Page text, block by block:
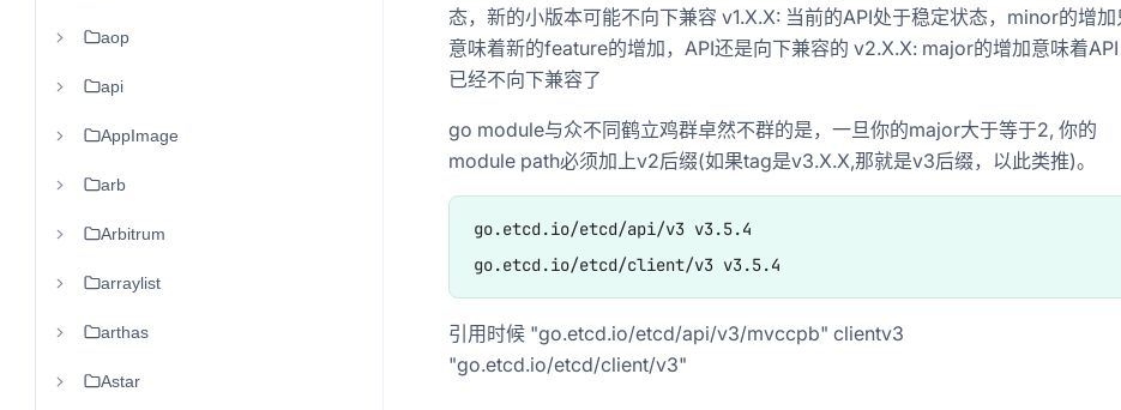
aop
api
AppImage
arb
Arbitrum
arraylist
arthas
Astar
态，新的小版本可能不向下兼容 v1.X.X: 当前的API处于稳定状态，minor的增加
意味着新的feature的增加，API还是向下兼容的 v2.X.X: major的增加意味着API
已经不向下兼容了
go module与众不同鹤立鸡群卓然不群的是，一旦你的major大于等于2, 你的
module path必须加上v2后缀(如果tag是v3.X.X,那就是v3后缀，以此类推)。
go.etcd.io/etcd/api/v3 v3.5.4
引用时候 "go.etcd.io/etcd/api/v3/mvccpb" clientv3
"go.etcd.io/etcd/client/v3"